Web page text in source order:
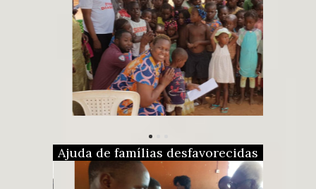
Ajuda de famílias desfavorecidas